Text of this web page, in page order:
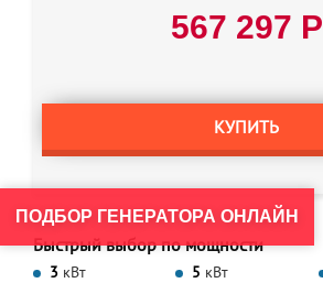
567 297 Р
КУПИТЬ
Быстрый выбор по мощности
3 кВт 5 кВт
ПОДБОР ГЕНЕРАТОРА ОНЛАЙН